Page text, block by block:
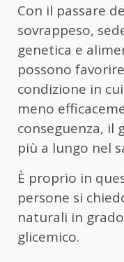
Con il passare
sovrappeso,
genetica e
possono
condizione in
meno
conseguenza, il
più a lungo nel
È proprio in
persone si
naturali in
glicemico.